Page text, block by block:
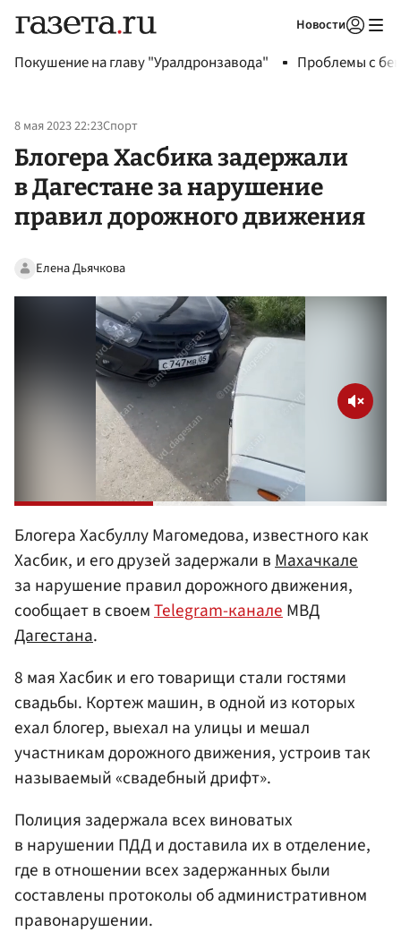
Новости
Покушение на главу "Уралдронзавода" Проблемы с
8 мая 2023 22:23Спорт
Блогера Хасбика задержали
в Дагестане за нарушение
правил дорожного движения
Елена Дьячкова
Блогера Хасбуллу Магомедова, известного как
Хасбик, и его друзей задержали вМахачкале
за нарушение правил дорожного движения,
сообщает в своемTelegram-каналеМВД
Дагестана.
8 мая Хасбик и его товарищи стали гостями
свадьбы. Кортеж машин, в одной из которых
ехал блогер, выехал на улицы и мешал
участникам дорожного движения, устроив так
называемый «свадебный дрифт».
Полиция задержала всех виноватых
в нарушении ПДД и доставила их в отделение,
где в отношении всех задержанных были
составлены протоколы об административном
правонарушении.